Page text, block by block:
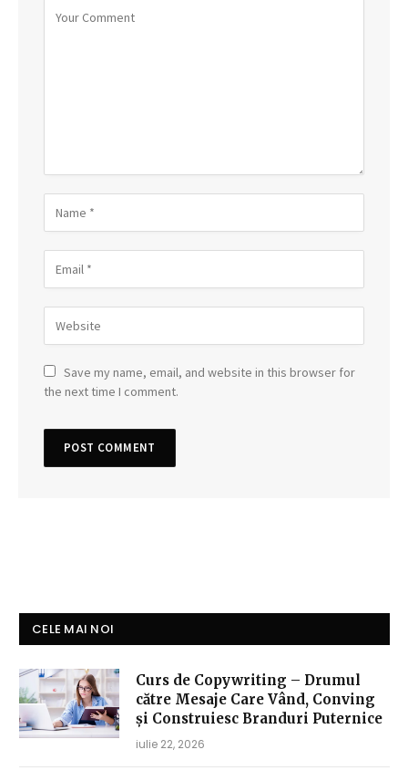
Save my name, email, and website in this browser for
the next time I comment.
CELE MAI NOI
Curs de Copywriting – Drumul
către Mesaje Care Vând, Conving
și Construiesc Branduri Puternice
iulie 22, 2026